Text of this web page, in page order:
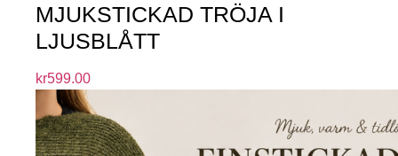
MJUKSTICKAD TRÖJA I
LJUSBLÅTT
kr599.00